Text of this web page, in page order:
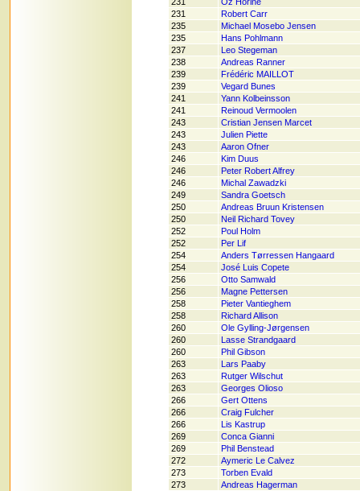
231
Robert Carr
235
Michael Mosebo Jensen
235
Hans Pohlmann
237
Leo Stegeman
238
Andreas Ranner
239
Frédéric MAILLOT
239
Vegard Bunes
241
Yann Kolbeinsson
241
Reinoud Vermoolen
243
Cristian Jensen Marcet
243
Julien Piette
243
Aaron Ofner
246
Kim Duus
246
Peter Robert Alfrey
246
Michal Zawadzki
249
Sandra Goetsch
250
Andreas Bruun Kristensen
250
Neil Richard Tovey
252
Poul Holm
252
Per Lif
254
Anders Tørressen Hangaard
254
José Luis Copete
256
Otto Samwald
256
Magne Pettersen
258
Pieter Vantieghem
258
Richard Allison
260
Ole Gylling-Jørgensen
260
Lasse Strandgaard
260
Phil Gibson
263
Lars Paaby
263
Rutger Wilschut
263
Georges Olioso
266
Gert Ottens
266
Craig Fulcher
266
Lis Kastrup
269
Conca Gianni
269
Phil Benstead
272
Aymeric Le Calvez
273
Torben Evald
273
Andreas Hagerman